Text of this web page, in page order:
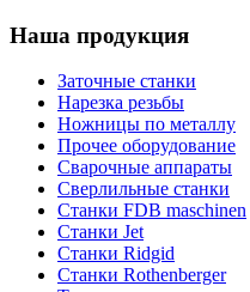
Наша продукция
Заточные станки
Нарезка резьбы
Ножницы по металлу
Прочее оборудование
Сварочные аппараты
Сверлильные станки
Станки FDB maschinen
Станки Jet
Станки Ridgid
Станки Rothenberger